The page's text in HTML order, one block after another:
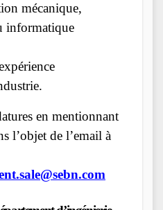
mécanique,
informatique
en mentionnant
l’objet de l’email à